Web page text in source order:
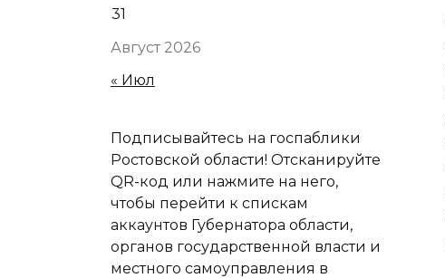
Август 2026
31
« Июл
Подписывайтесь на госпаблики
Ростовской области! Отсканируйте
QR-код или нажмите на него,
чтобы перейти к спискам
аккаунтов Губернатора области,
органов государственной власти и
местного самоуправления в